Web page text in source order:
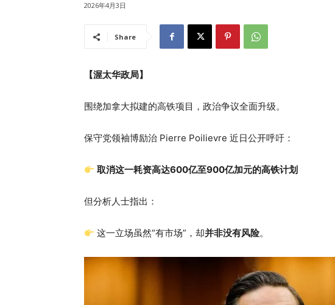
2026年4月3日
Share
【渥太华政局】
围绕加拿大拟建的高铁项目，政治争议全面升级。
保守党领袖博励治 Pierre Poilievre 近日公开呼吁：
取消这一耗资高达600亿至900亿加元的高铁计划
但分析人士指出：
这一立场虽然“有市场”，却并非没有风险。